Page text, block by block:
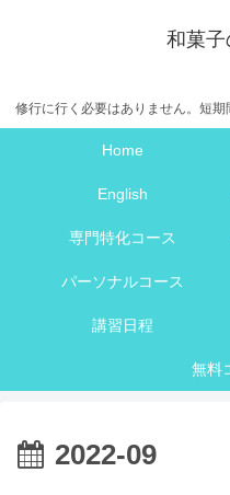
和菓子
修行に行く必要はありません。短期
Home
English
専門特化コース
パーソナルコース
講習日程
無料
2022-09